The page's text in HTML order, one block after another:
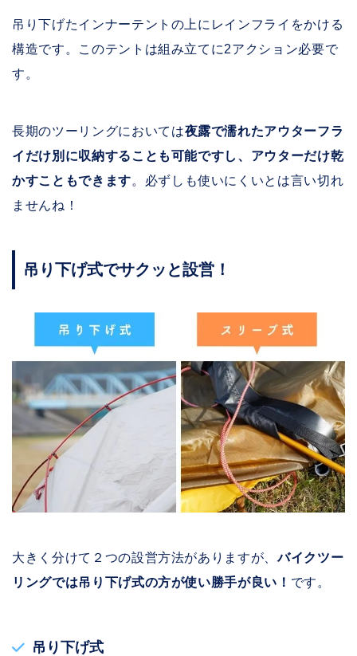
吊り下げたインナーテントの上にレインフライをかける
構造です。このテントは組み立てに2アクション必要で
す。
長期のツーリングにおいては夜露で濡れたアウターフラ
イだけ別に収納することも可能ですし、アウターだけ乾
かすこともできます。必ずしも使いにくいとは言い切れ
ませんね！
吊り下げ式でサクッと設営！
大きく分けて２つの設営方法がありますが、バイクツー
リングでは吊り下げ式の方が使い勝手が良い！ です。
吊り下げ式